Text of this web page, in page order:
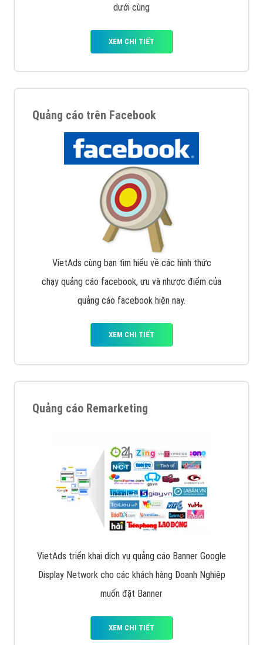
dưới cùng
XEM CHI TIẾT
Quảng cáo trên Facebook
VietAds cùng bạn tìm hiểu về các hình thức
chạy quảng cáo facebook, ưu và nhược điểm của
quảng cáo facebook hiện nay.
XEM CHI TIẾT
Quảng cáo Remarketing
VietAds triển khai dịch vụ quảng cáo Banner Google
Display Network cho các khách hàng Doanh Nghiệp
muốn đặt Banner
XEM CHI TIẾT